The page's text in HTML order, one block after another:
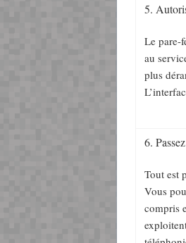
5.
Le pare-
au
plus
6.
Tout est
Vous
compris